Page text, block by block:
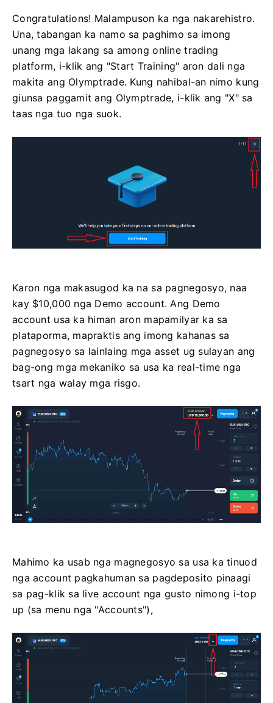
Congratulations! Malampuson ka nga nakarehistro.
Una, tabangan ka namo sa paghimo sa imong
unang mga lakang sa among online trading
platform, i-klik ang "Start Training" aron dali nga
makita ang Olymptrade. Kung nahibal-an nimo kung
giunsa paggamit ang Olymptrade, i-klik ang "X" sa
taas nga tuo nga suok.
Karon nga makasugod ka na sa pagnegosyo, naa
kay $10,000 nga Demo account. Ang Demo
account usa ka himan aron mapamilyar ka sa
plataporma, mapraktis ang imong kahanas sa
pagnegosyo sa lainlaing mga asset ug sulayan ang
bag-ong mga mekaniko sa usa ka real-time nga
tsart nga walay mga risgo.
Mahimo ka usab nga magnegosyo sa usa ka tinuod
nga account pagkahuman sa pagdeposito pinaagi
sa pag-klik sa live account nga gusto nimong i-top
up (sa menu nga "Accounts"),